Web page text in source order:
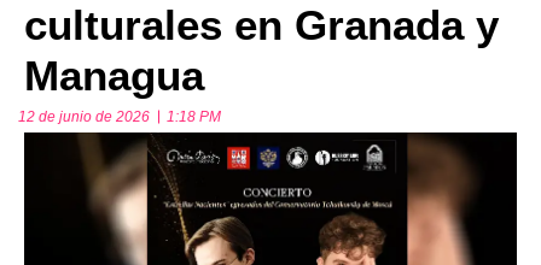
culturales en Granada y
Managua
12 de junio de 2026 1:18 PM